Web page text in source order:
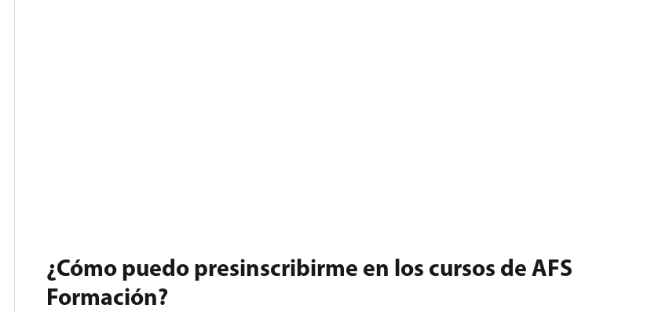
¿Cómo puedo presinscribirme en los cursos de AFS
Formación?